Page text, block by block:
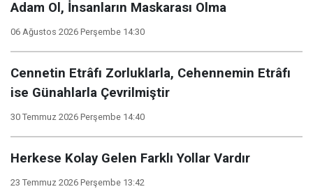
Adam Ol, İnsanların Maskarası Olma
06 Ağustos 2026 Perşembe 14:30
Cennetin Etrâfı Zorluklarla, Cehennemin Etrâfı
ise Günahlarla Çevrilmiştir
30 Temmuz 2026 Perşembe 14:40
Herkese Kolay Gelen Farklı Yollar Vardır
23 Temmuz 2026 Perşembe 13:42